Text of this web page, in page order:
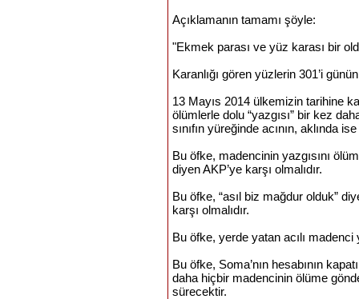
Açıklamanın tamamı şöyle:
"Ekmek parası ve yüz karası bir
Karanlığı gören yüzlerin 301’i günün
13 Mayıs 2014 ülkemizin tarihine
ölümlerle dolu “yazgısı” bir kez
sınıfın yüreğinde acının, aklında ise
Bu öfke, madencinin yazgısını
diyen AKP’ye karşı olmalıdır.
Bu öfke, “asıl biz mağdur olduk”
karşı olmalıdır.
Bu öfke, yerde yatan acılı madenci
Bu öfke, Soma’nın hesabının
daha hiçbir madencinin ölüme
sürecektir.